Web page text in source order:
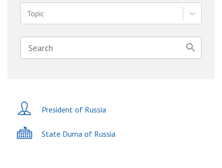
Topic
President of Russia
State Duma of Russia